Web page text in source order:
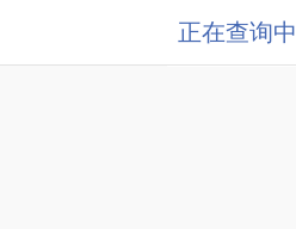
正在查询中